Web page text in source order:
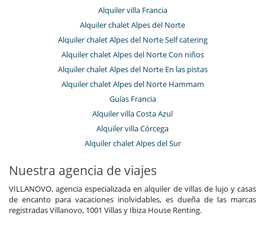
Alquiler villa Francia
Alquiler chalet Alpes del Norte
Alquiler chalet Alpes del Norte Self catering
Alquiler chalet Alpes del Norte Con niños
Alquiler chalet Alpes del Norte En las pistas
Alquiler chalet Alpes del Norte Hammam
Guías Francia
Alquiler villa Costa Azul
Alquiler villa Córcega
Alquiler chalet Alpes del Sur
Nuestra agencia de viajes
VILLANOVO, agencia especializada en alquiler de villas de lujo y casas
de encanto para vacaciones inolvidables, es dueña de las marcas
registradas Villanovo, 1001 Villas y Ibiza House Renting.